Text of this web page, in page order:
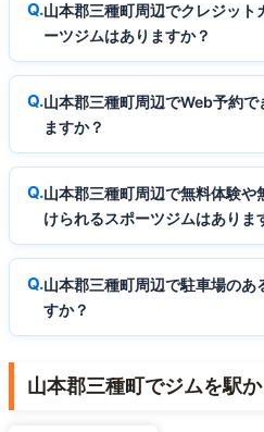
山本郡三種町周辺でクレジット
ーツジムはありますか？
山本郡三種町周辺でWeb予約で
ますか？
山本郡三種町周辺で無料体験や
けられるスポーツジムはありま
山本郡三種町周辺で駐車場のあ
すか？
山本郡三種町でジムを駅